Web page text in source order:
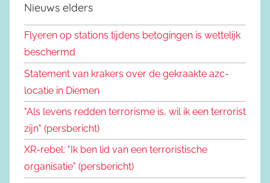
Nieuws elders
Flyeren op stations tijdens betogingen is wettelijk
beschermd
Statement van krakers over de gekraakte azc-
locatie in Diemen
"Als levens redden terrorisme is, wil ik een terrorist
zijn" (persbericht)
XR-rebel: "Ik ben lid van een terroristische
organisatie" (persbericht)